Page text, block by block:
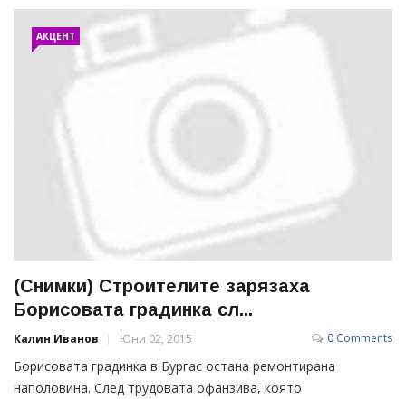
АКЦЕНТ
(Снимки) Строителите зарязаха
Борисовата градинка сл...
Калин Иванов Юни 02, 2015 0 Comments
Борисовата градинка в Бургас остана ремонтирана
наполовина. След трудовата офанзива, която